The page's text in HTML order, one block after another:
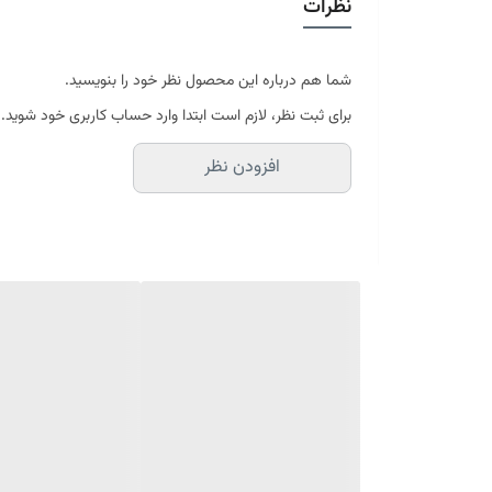
موجود در سایز بندی : 4 ، 6 ، 9 ، 12 متری ( قابل سفارش در ابعاد دلخواه-سایز غیر استاندارد)
ابعاد 6 متری : 200*300 سانتیمتر
ابعاد 9 متری : 250*350 سانتیمتر
ابعاد 12 متری : 300*400 سانتیمتر
ارسال کالای خواب متین تا کمتر از 30 روز کاری آینده
نظرات
شما هم درباره این محصول نظر خود را بنویسید.
برای ثبت نظر، لازم است ابتدا وارد حساب کاربری خود شوید.
افزودن نظر